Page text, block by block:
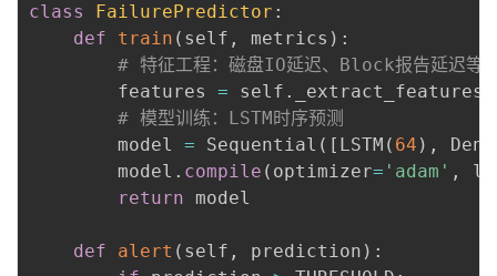
class
FailurePredictor :
def
train ( self , metrics ) :
# 特征工程：磁盘IO延迟、Block报告延迟等
        features
= self . _extract_features
# 模型训练：LSTM时序预测
        model
= Sequential ( [ LSTM ( 64 ) ,
        model
. compile ( optimizer= 'adam' ,
return model
def alert ( self , prediction ) :